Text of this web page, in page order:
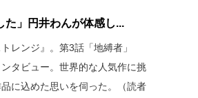
た」円井わんが体感し...
レンジ』。第3話「地縛者」
タビュー。世界的な人気作に挑
に込めた思いを伺った。（読者